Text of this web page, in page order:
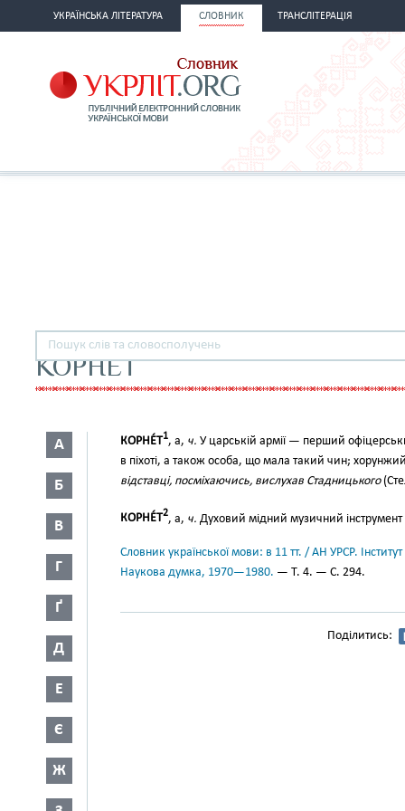
УКРАЇНСЬКА ЛІТЕРАТУРА СЛОВНИК ТРАНСЛІТЕРАЦІЯ
КОРНЕТ
А
Б
В
Г
Ґ
Д
Е
Є
Ж
КОРНЕ́Т1, а, ч. У царській армії — перший
в піхоті, а також особа, що мала такий чин;
відставці, посміхаючись, вислухав Стадницького
КОРНЕ́Т2, а, ч. Духовий мідний музичний інструмент
Словник української мови: в 11 тт. / АН УРСР.
Наукова думка, 1970—1980. — Т. 4. — С. 294.
Поділитись: